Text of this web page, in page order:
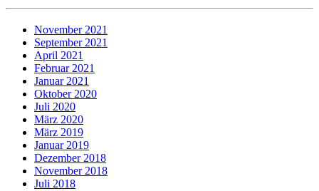
November 2021
September 2021
April 2021
Februar 2021
Januar 2021
Oktober 2020
Juli 2020
März 2020
März 2019
Januar 2019
Dezember 2018
November 2018
Juli 2018